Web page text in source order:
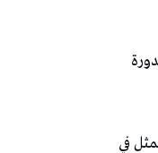
مدنين بين أن عددها يناهز 16 حالة تتمثل في